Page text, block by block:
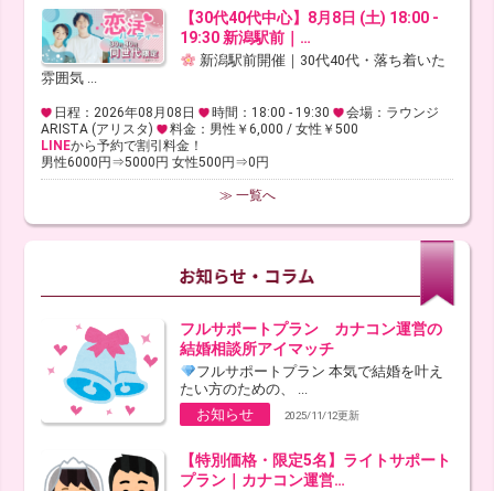
【30代40代中心】8月8日 (土) 18:00 -
19:30 新潟駅前｜…
新潟駅前開催｜30代40代・落ち着いた
雰囲気 ...
日程：2026年08月08日 時間：18:00 - 19:30
会場：ラウンジ
ARISTA (アリスタ)
料金：男性￥6,000 / 女性￥500
LINEから予約で割引料金！
男性6000円⇒5000円 女性500円⇒0円
≫ 一覧へ
フルサポートプラン カナコン運営の
結婚相談所アイマッチ
フルサポートプラン 本気で結婚を叶え
たい方のための、 ...
お知らせ
2025/11/12更新
【特別価格・限定5名】ライトサポート
プラン｜カナコン運営…